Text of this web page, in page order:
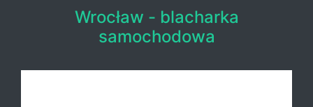
Wrocław - blacharka
samochodowa